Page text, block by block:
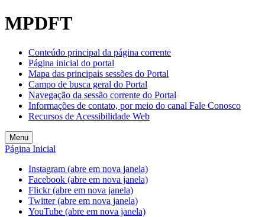
Welcome
to
One
Accessibility
screen
reader.
start
All
in
One
Accessibility
screen
reader,
press
"Ctrl
MPDFT
Conteúdo principal da página corrente
Página inicial do portal
Mapa das principais sessões do Portal
Campo de busca geral do Portal
Navegação da sessão corrente do Portal
Informações de contato, por meio do canal Fale Conosco
Recursos de Acessibilidade Web
Menu
Página Inicial
Instagram (abre em nova janela)
Facebook (abre em nova janela)
Flickr (abre em nova janela)
Twitter (abre em nova janela)
YouTube (abre em nova janela)